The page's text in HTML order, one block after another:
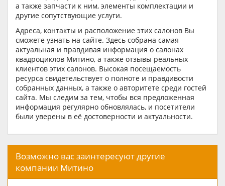
а также запчасти к ним, элементы комплектации и
другие сопутствующие услуги.
Адреса, контакты и расположение этих салонов Вы
сможете узнать на сайте. Здесь собрана самая
актуальная и правдивая информация о салонах
квадроциклов Митино, а также отзывы реальных
клиентов этих салонов. Высокая посещаемость
ресурса свидетельствует о полноте и правдивости
собранных данных, а также о авторитете среди гостей
сайта. Мы следим за тем, чтобы вся предложенная
информация регулярно обновлялась, и посетители
были уверены в её достоверности и актуальности.
Возможно вас заинтересуют другие
компании Митино